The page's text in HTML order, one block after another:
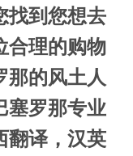
找到您想去
合理的购物
那的风土人
塞罗那专业
翻译，汉英